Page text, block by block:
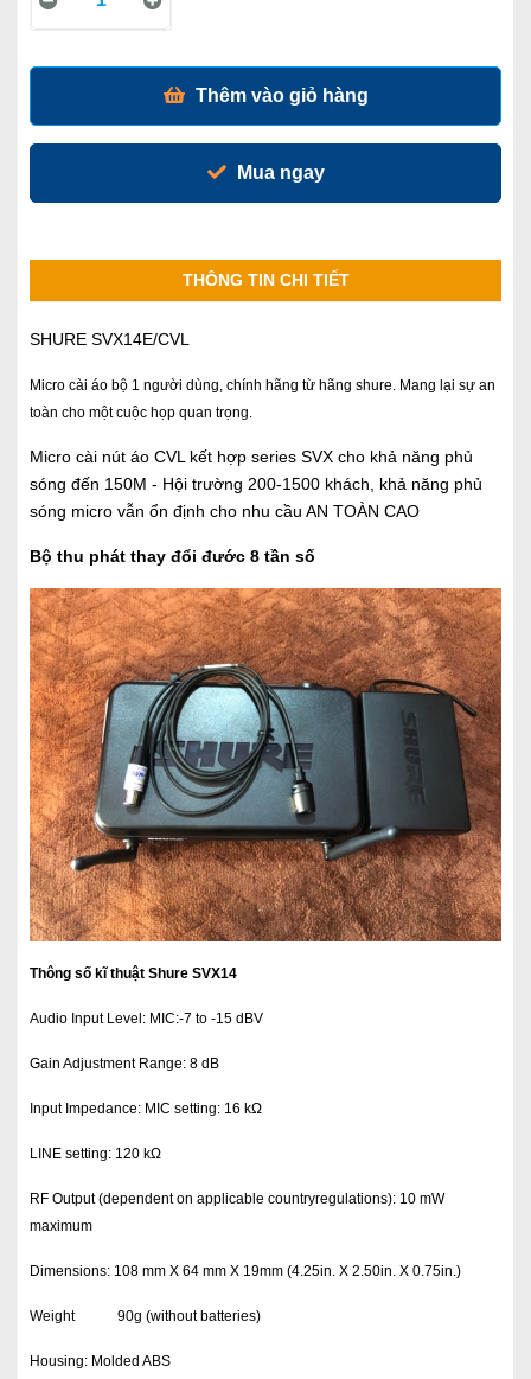
Thêm vào giỏ hàng
Mua ngay
THÔNG TIN CHI TIẾT
SHURE SVX14E/CVL
Micro cài áo bộ 1 người dùng, chính hãng từ hãng shure. Mang lại sự an
toàn cho một cuộc họp quan trọng.
Micro cài nút áo CVL kết hợp series SVX cho khả năng phủ
sóng đến 150M - Hội trường 200-1500 khách, khả năng phủ
sóng micro vẫn ổn định cho nhu cầu AN TOÀN CAO
Bộ thu phát thay đổi đước 8 tần số
Thông số kĩ thuật Shure SVX14
Audio Input Level: MIC:-7 to -15 dBV
Gain Adjustment Range: 8 dB
Input Impedance: MIC setting: 16 kΩ
LINE setting: 120 kΩ
RF Output (dependent on applicable countryregulations): 10 mW
maximum
Dimensions: 108 mm X 64 mm X 19mm (4.25in. X 2.50in. X 0.75in.)
Weight 90g (without batteries)
Housing: Molded ABS